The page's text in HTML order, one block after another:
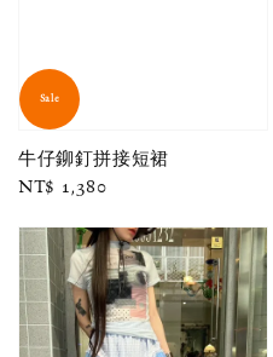
Sale
牛仔鉚釘拼接短裙
Regular
NT$ 1,380